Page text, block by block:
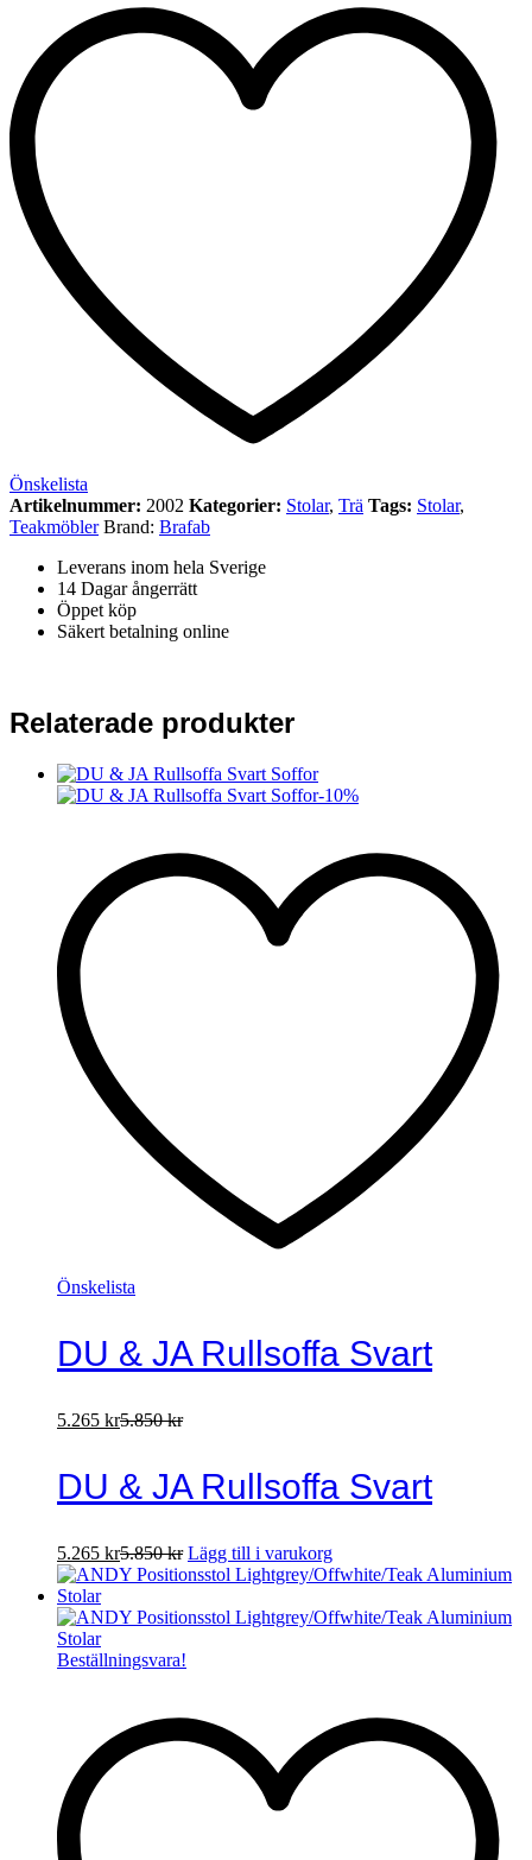
Önskelista
Artikelnummer: 2002 Kategorier: Stolar, Trä Tags: Stolar,
Teakmöbler Brand: Brafab
Leverans inom hela Sverige
14 Dagar ångerrätt
Öppet köp
Säkert betalning online
Relaterade produkter
-10%
Önskelista
DU & JA Rullsoffa Svart
5.265 kr5.850kr
DU & JA Rullsoffa Svart
5.265 kr5.850kr Lägg till i varukorg
Beställningsvara!